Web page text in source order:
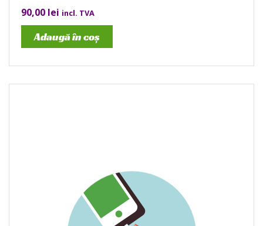
90,00 lei incl. TVA
Adaugă în coș